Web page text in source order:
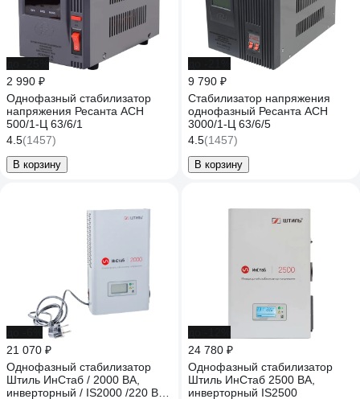
2 990 ₽
Однофазный стабилизатор
напряжения Ресанта АСН
500/1-Ц 63/6/1
4.5(1457)
В корзину
9 790 ₽
Стабилизатор напряжения
однофазный Ресанта АСН
3000/1-Ц 63/6/5
4.5(1457)
В корзину
21 070 ₽
Однофазный стабилизатор
Штиль ИнСтаб / 2000 ВА,
инверторный / IS2000 /220 В/
24 780 ₽
Однофазный стабилизатор
Штиль ИнСтаб 2500 ВА,
инверторный IS2500